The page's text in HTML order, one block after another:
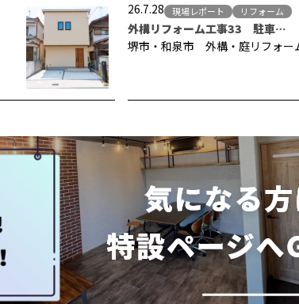
26.7.28 現場レポート リフォーム
外構リフォーム工事33 駐車…
堺市・和泉市 外構・庭リフォ